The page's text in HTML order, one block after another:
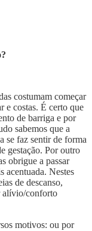
costumam começar
e costas. É certo que
de barriga e por
sabemos que a
se faz sentir de forma
gestação. Por outro
obrigue a passar
acentuada. Nestes
de descanso,
alívio/conforto
motivos: ou por